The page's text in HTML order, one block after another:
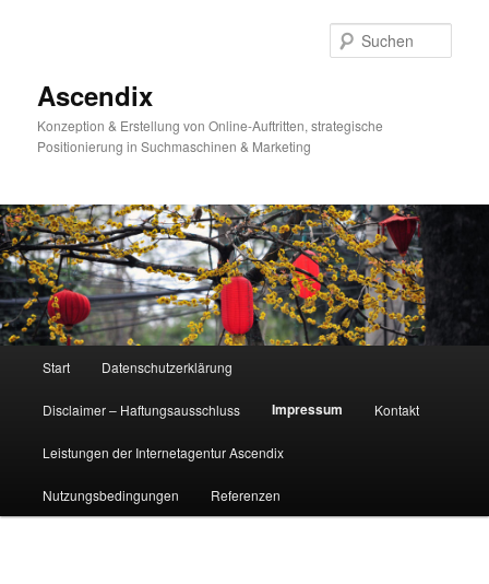
Ascendix
Konzeption & Erstellung von Online-Auftritten, strategische
Positionierung in Suchmaschinen & Marketing
Start Datenschutzerklärung
Disclaimer – Haftungsausschluss Impressum Kontakt
Leistungen der Internetagentur Ascendix
Nutzungsbedingungen Referenzen